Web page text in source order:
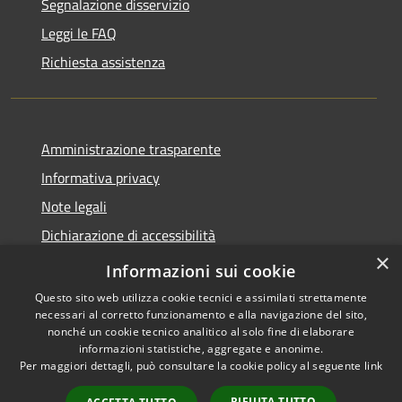
Leggi le FAQ
Richiesta assistenza
Amministrazione trasparente
Informativa privacy
Note legali
Dichiarazione di accessibilità
Statistiche Web
Accessibilità
Copyright © 2026 • Comune di
Calenzano • Powered by
Municipium• Accesso
×
Informazioni sui cookie
Questo sito web utilizza cookie tecnici e assimilati strettamente
necessari al corretto funzionamento e alla navigazione del sito,
nonché un cookie tecnico analitico al solo fine di elaborare
informazioni statistiche, aggregate e anonime.
Per maggiori dettagli, può consultare la cookie policy al seguente link